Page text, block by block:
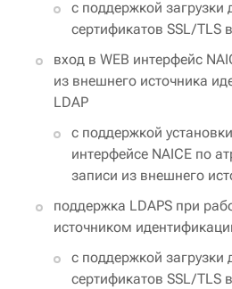
с поддержкой загрузки
сертификатов SSL/TLS
вход в WEB интерфейс
из внешнего источника
LDAP
с поддержкой
интерфейсе NAICE по
записи из внешнего
поддержка LDAPS при
источником
с поддержкой загрузки
сертификатов SSL/TLS